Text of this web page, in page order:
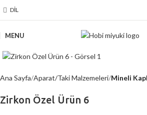
DIL
MENU
Ana Sayfa Aparat/Taki Malzemeleri Mineli
Zirkon Özel Ürün 6